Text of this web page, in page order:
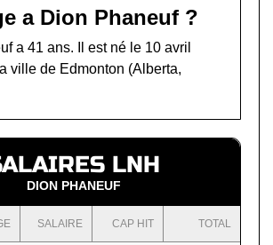
a Dion Phaneuf ?
a 41 ans. Il est né le 10 avril
ville de Edmonton (Alberta,
LNH
DION PHANEUF
SALAIRE CAP HIT TOTAL